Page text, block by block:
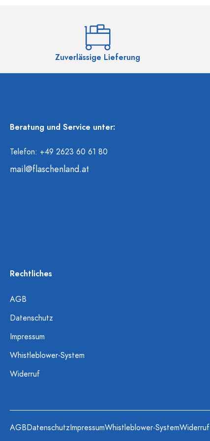
Zuverlässige Lieferung
Beratung und Service unter:
Telefon: +49 2623 60 61 80
mail@flaschenland.at
Rechtliches
AGB
Datenschutz
Impressum
Whistleblower-System
Widerruf
AGBDatenschutzImpressumWhistleblower-SystemWiderruf